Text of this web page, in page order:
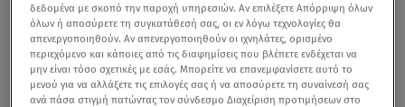
δεδομένα με σκοπό την παροχή υπηρεσιών. Αν επιλέξετε Απόρριψη όλων
όλων ή αποσύρετε τη συγκατάθεσή σας, οι εν λόγω τεχνολογίες θα
απενεργοποιηθούν. Αν απενεργοποιηθούν οι ιχνηλάτες, ορισμένο
περιεχόμενο και κάποιες από τις διαφημίσεις που βλέπετε ενδέχεται να
μην είναι τόσο σχετικές με εσάς. Μπορείτε να επανεμφανίσετε αυτό το
μενού για να αλλάξετε τις επιλογές σας ή να αποσύρετε τη συναίνεσή σας
ανά πάσα στιγμή πατώντας τον σύνδεσμο Διαχείριση προτιμήσεων στο